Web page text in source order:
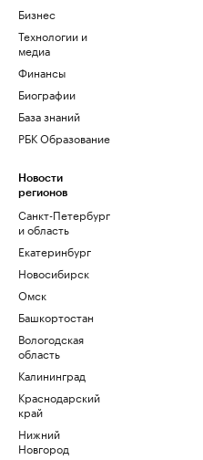
Бизнес
Технологии и
медиа
Финансы
Биографии
База знаний
РБК Образование
Новости
регионов
Санкт-Петербург
и область
Екатеринбург
Новосибирск
Омск
Башкортостан
Вологодская
область
Калининград
Краснодарский
край
Нижний
Новгород